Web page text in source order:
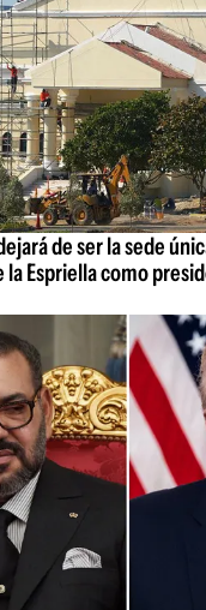
de ser la sede
la Espriella como